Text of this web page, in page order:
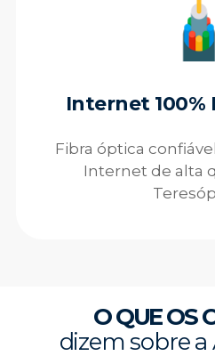
Internet 100%
Fibra óptica
Internet de alta
O QUE OS
dizem sobre